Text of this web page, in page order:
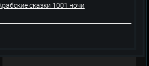
сказки 1001 ночи